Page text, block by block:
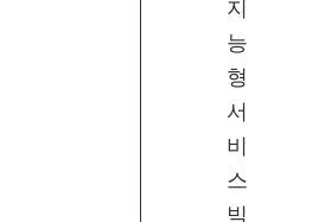
지
능
형
서
비
스
빅